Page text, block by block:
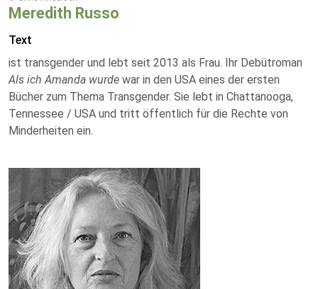
Meredith Russo
Text
ist transgender und lebt seit 2013 als Frau. Ihr Debütroman
Als ich Amanda wurde war in den USA eines der ersten
Bücher zum Thema Transgender. Sie lebt in Chattanooga,
Tennessee / USA und tritt öffentlich für die Rechte von
Minderheiten ein.